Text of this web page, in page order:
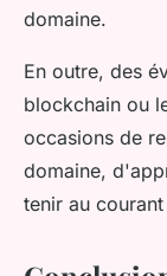
domaine.
En outre, des
blockchain ou
occasions de
domaine,
tenir au